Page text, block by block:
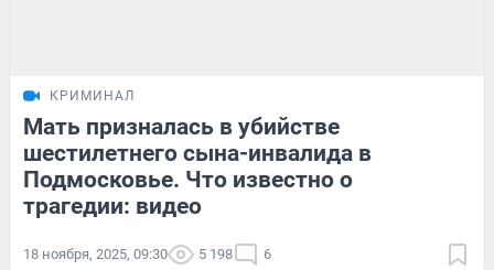
КРИМИНАЛ
Мать призналась в убийстве
шестилетнего сына-инвалида в
Подмосковье. Что известно о
трагедии: видео
18 ноября, 2025, 09:30 5 198 6